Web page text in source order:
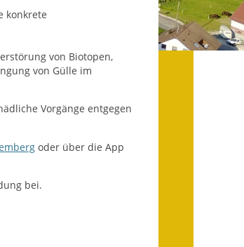
Wagner-Werkstatt
konkrete
von Biotopen,
von Gülle im
Vorgänge entgegen
oder über die App
bei.